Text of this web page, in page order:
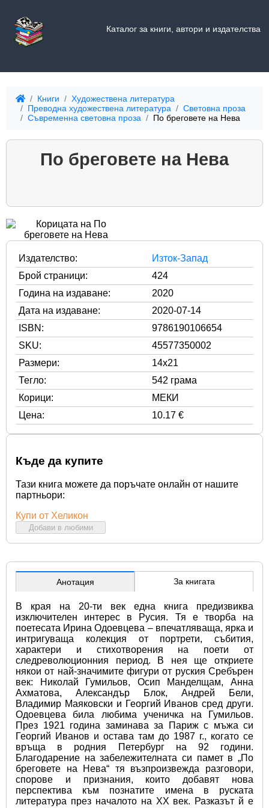
Каталог за книги, автори и издателства
Книги
Художествена литература
Преводна художествена литература
Световна проза
Съвременна световна проза
По бреговете на Нева
По бреговете на Нева
Издателство:
Изток-Запад
Брой страници:
424
Година на издаване:
2020
Дата на издаване:
2020-07-14
ISBN:
9786190106654
SKU:
45577350002
Размери:
14x21
Тегло:
542 грама
Корици:
МЕКИ
Цена:
10.17 €
Къде да купите
Тази книга можете да поръчате онлайн от нашите
партньори:
Купи от Хеликон
Добави в любими
Анотация За книгата
В края на 20-ти век една книга предизвиква
изключителен интерес в Русия. Тя е творба на
поетесата Ирина Одоевцева – впечатляваща, ярка и
интригуваща колекция от портрети, събития,
характери и стихотворения на поети от
следреволюционния период. В нея ще откриете
някои от най-значимите фигури от руския Сребърен
век: Николай Гумильов, Осип Манделщам, Анна
Ахматова, Александър Блок, Андрей Бели,
Владимир Маяковски и Георгий Иванов сред други.
Одоевцева била любима ученичка на Гумильов.
През 1921 година заминава за Париж с мъжа си
Георгий Иванов и остава там до 1987 г., когато се
връща в родния Петербург на 92 години.
Благодарение на забележителната си памет в „По
бреговете на Нева“ тя възпроизвежда разговори,
спорове и признания, които добавят нова
перспектива към познатите имена в руската
литература през началото на XX век. Разказът й е